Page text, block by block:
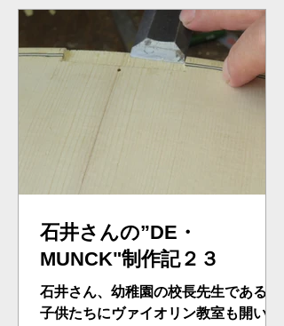
内、ネック裏側、完了。ニス本塗りの
準備が整った。アンティ―ク仕上げが
望みという・・。来週から３０－４０
回の塗りが始まる。
石井さんの”DE・
MUNCK"制作記２３
石井さん、幼稚園の校長先生である。
子供たちにヴァイオリン教室も開いて